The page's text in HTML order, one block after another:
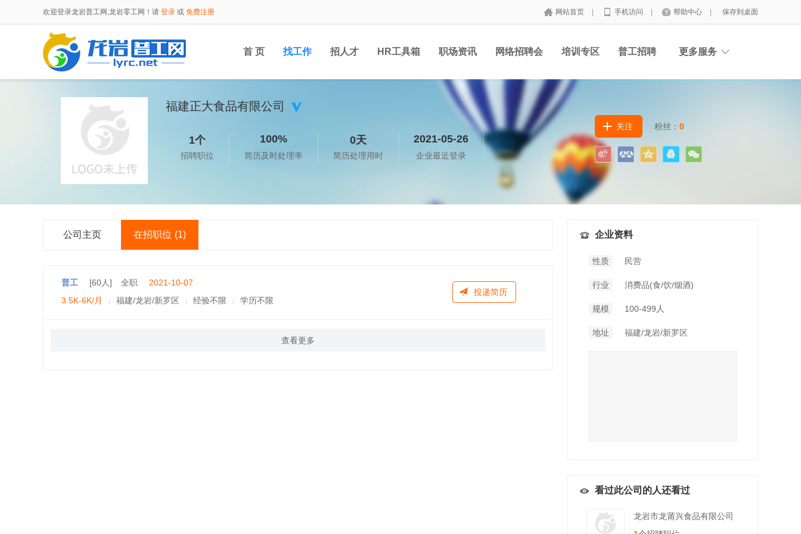
欢迎登录龙岩普工网,龙岩零工网！请 登录 或 免费注册 网站首页 手机访问 帮助中心 保存到桌面
首 页 找工作 招人才 HR工具箱 职场资讯 网络招聘会 培训专区 普工招聘 更多服务
福建正大食品有限公司
1个
招聘职位
100%
简历及时处理率
0天
简历处理用时
2021-05-26
企业最近登录
关注 粉丝： 0
公司主页 在招职位 (1)
普工 [60人] 全职
2021-10-07
3.5K-6K/月
| 福建/龙岩/新罗区 | 经验不限 | 学历不限
投递简历
查看更多
企业资料
性质 民营
行业 消费品(食/饮/烟酒)
规模 100-499人
地址 福建/龙岩/新罗区
看过此公司的人还看过
龙岩市龙莆兴食品有限公司